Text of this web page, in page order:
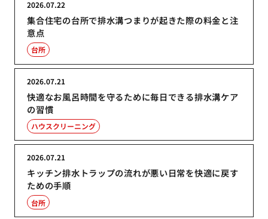
集合住宅の台所で排水溝つまりが起きた際の料金と注
意点
2026.07.22
台所
快適なお風呂時間を守るために毎日できる排水溝ケア
の習慣
2026.07.21
ハウスクリーニング
キッチン排水トラップの流れが悪い日常を快適に戻す
ための手順
2026.07.21
台所